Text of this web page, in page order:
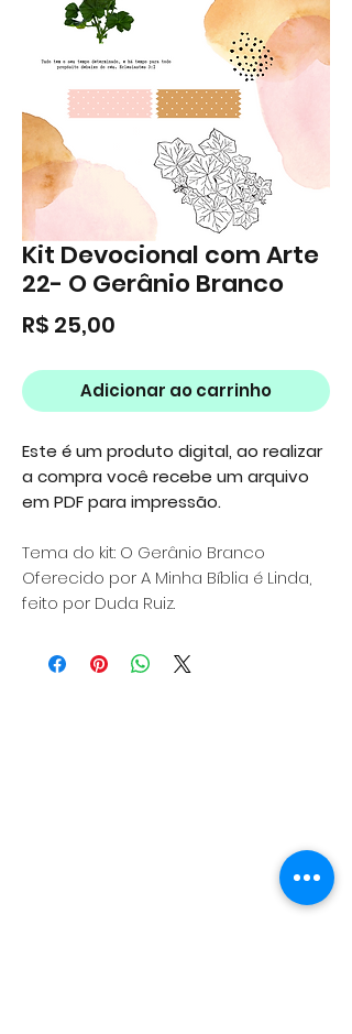
Kit Devocional com Arte
22- O Gerânio Branco
R$ 25,00
Adicionar ao carrinho
Este é um produto digital, ao realizar
a compra você recebe um arquivo
em PDF para impressão.
Tema do kit: O Gerânio Branco
Oferecido por A Minha Bíblia é Linda,
feito por Duda Ruiz.